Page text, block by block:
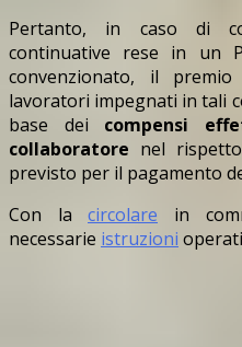
Pertanto, in caso di
continuative rese in un
convenzionato, il
lavoratori impegnati in tali
base dei compensi
collaboratore nel
previsto per il pagamento
Con la circolare in
necessarie istruzioni